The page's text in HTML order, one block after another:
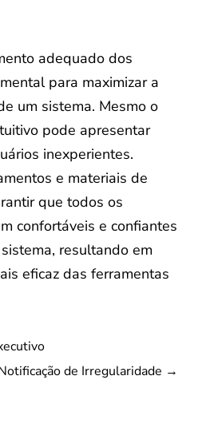
adequado dos
para maximizar a
um sistema. Mesmo o
pode apresentar
inexperientes.
e materiais de
que todos os
confortáveis e confiantes
resultando em
eficaz das ferramentas
de Irregularidade →